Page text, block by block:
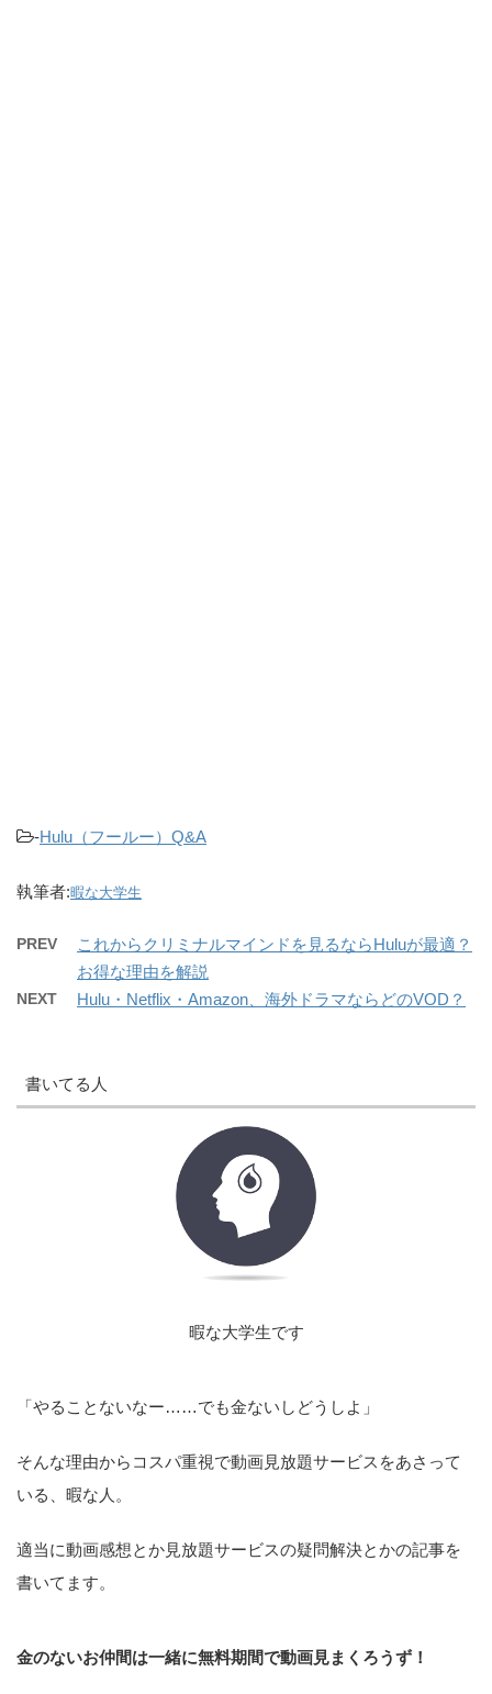
-Hulu（フールー）Q&A
執筆者:暇な大学生
PREV
これからクリミナルマインドを見るならHuluが最適？
お得な理由を解説
NEXT Hulu・Netflix・Amazon、海外ドラマならどのVOD？
書いてる人
暇な大学生です
「やることないなー……でも金ないしどうしよ」
そんな理由からコスパ重視で動画見放題サービスをあさって
いる、暇な人。
適当に動画感想とか見放題サービスの疑問解決とかの記事を
書いてます。
金のないお仲間は一緒に無料期間で動画見まくろうず！